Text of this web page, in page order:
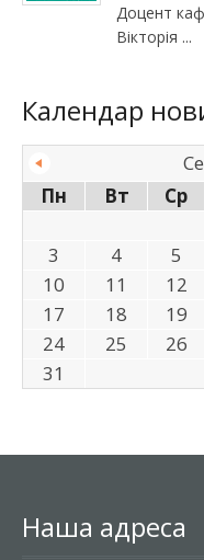
Доцент
Вікторія
Календар
Пн
Вт Ср
3
4 5
10
11 12
17
18 19
24
25 26
31
Наша адреса